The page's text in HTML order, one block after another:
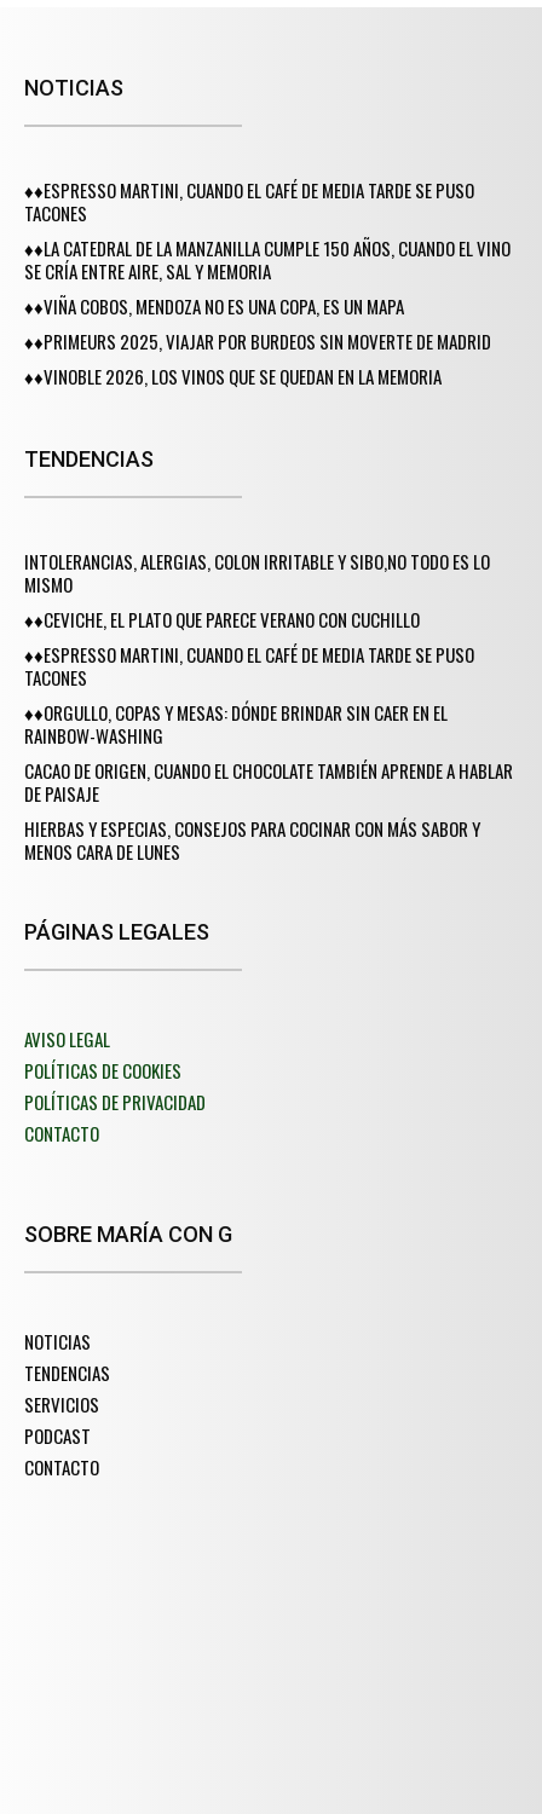
NOTICIAS
♦♦ESPRESSO MARTINI, CUANDO EL CAFÉ DE MEDIA TARDE SE PUSO
TACONES
♦♦LA CATEDRAL DE LA MANZANILLA CUMPLE 150 AÑOS, CUANDO EL VINO
SE CRÍA ENTRE AIRE, SAL Y MEMORIA
♦♦VIÑA COBOS, MENDOZA NO ES UNA COPA, ES UN MAPA
♦♦PRIMEURS 2025, VIAJAR POR BURDEOS SIN MOVERTE DE MADRID
♦♦VINOBLE 2026, LOS VINOS QUE SE QUEDAN EN LA MEMORIA
TENDENCIAS
INTOLERANCIAS, ALERGIAS, COLON IRRITABLE Y SIBO,NO TODO ES LO
MISMO
♦♦CEVICHE, EL PLATO QUE PARECE VERANO CON CUCHILLO
♦♦ESPRESSO MARTINI, CUANDO EL CAFÉ DE MEDIA TARDE SE PUSO
TACONES
♦♦ORGULLO, COPAS Y MESAS: DÓNDE BRINDAR SIN CAER EN EL
RAINBOW-WASHING
CACAO DE ORIGEN, CUANDO EL CHOCOLATE TAMBIÉN APRENDE A HABLAR
DE PAISAJE
HIERBAS Y ESPECIAS, CONSEJOS PARA COCINAR CON MÁS SABOR Y
MENOS CARA DE LUNES
PÁGINAS LEGALES
AVISO LEGAL
POLÍTICAS DE COOKIES
POLÍTICAS DE PRIVACIDAD
CONTACTO
SOBRE MARÍA CON G
NOTICIAS
TENDENCIAS
SERVICIOS
PODCAST
CONTACTO